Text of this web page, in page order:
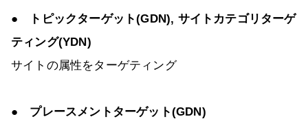
● トピックターゲット(GDN), サイトカテゴリターゲ
ティング(YDN)
サイトの属性をターゲティング
● プレースメントターゲット(GDN)